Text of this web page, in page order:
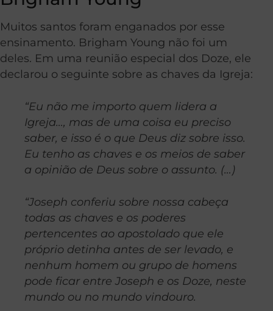
Muitos santos foram enganados por esse
ensinamento. Brigham Young não foi um
deles. Em uma reunião especial dos Doze, ele
declarou o seguinte sobre as chaves da Igreja:
“Eu não me importo quem lidera a
Igreja…, mas de uma coisa eu preciso
saber, e isso é o que Deus diz sobre isso.
Eu tenho as chaves e os meios de saber
a opinião de Deus sobre o assunto. (…)
“Joseph conferiu sobre nossa cabeça
todas as chaves e os poderes
pertencentes ao apostolado que ele
próprio detinha antes de ser levado, e
nenhum homem ou grupo de homens
pode ficar entre Joseph e os Doze, neste
mundo ou no mundo vindouro.